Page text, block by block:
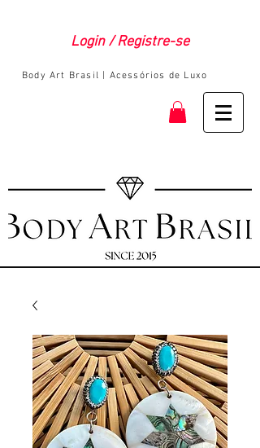
Login / Registre-se
Body Art Brasil | Acessórios de Luxo